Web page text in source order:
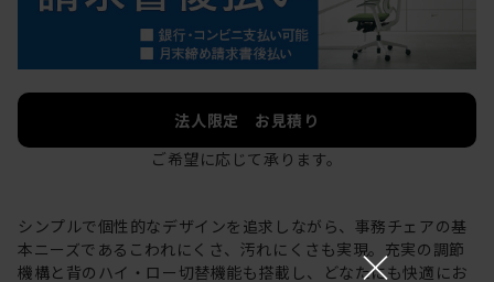
法人限定 お見積り
ご希望に応じて承ります。
シンプルで個性的なデザインを追求しながら、事務チェアの基
本ニーズであるこわれにくさ、汚れにくさも実現。充実の調節
機構と背のハイ・ロー切替機能も搭載し、どなたにも快適にお
×